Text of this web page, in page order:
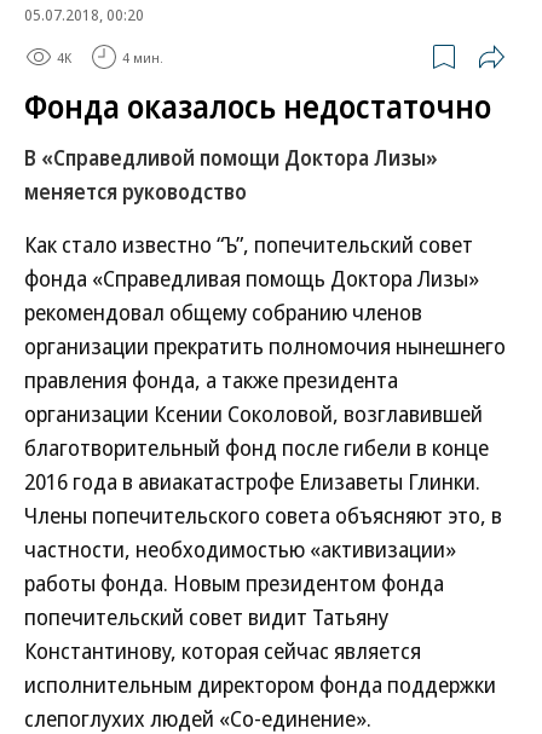
05.07.2018, 00:20
4K 4 мин.
Фонда оказалось недостаточно
В «Справедливой помощи Доктора Лизы»
меняется руководство
Как стало известно “Ъ”, попечительский совет
фонда «Справедливая помощь Доктора Лизы»
рекомендовал общему собранию членов
организации прекратить полномочия нынешнего
правления фонда, а также президента
организации Ксении Соколовой, возглавившей
благотворительный фонд после гибели в конце
2016 года в авиакатастрофе Елизаветы Глинки.
Члены попечительского совета объясняют это, в
частности, необходимостью «активизации»
работы фонда. Новым президентом фонда
попечительский совет видит Татьяну
Константинову, которая сейчас является
исполнительным директором фонда поддержки
слепоглухих людей «Со-единение».